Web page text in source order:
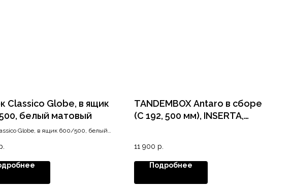
Classico Globe, в ящик
белый матовый
Globe, в ящик 600/500, белый
TANDEMBOX Antaro в сборе
(С 192, 500 мм), INSERTA,
11 900 р.
Подробнее